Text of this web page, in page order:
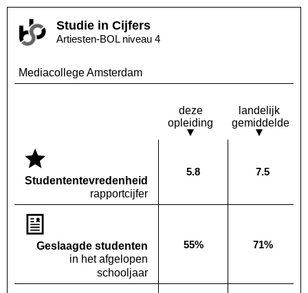
Studie in Cijfers
Artiesten-BOL niveau 4
Mediacollege Amsterdam
deze
opleiding
landelijk
gemiddelde
Studenten­tevredenheid
rapportcijfer
Deze opleiding:
5.8 Landelijk
7.5
Geslaagde studenten
in het afgelopen
schooljaar
Deze opleiding:
55% Landelijk
71%